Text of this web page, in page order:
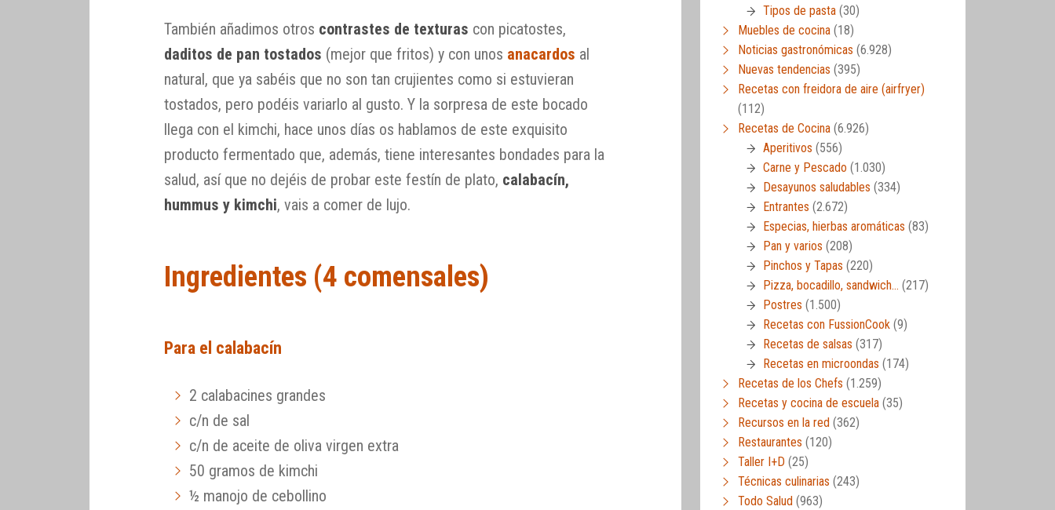
También añadimos otros contrastes de texturas con picatostes,
daditos de pan tostados (mejor que fritos) y con unos anacardos al
natural, que ya sabéis que no son tan crujientes como si estuvieran
tostados, pero podéis variarlo al gusto. Y la sorpresa de este bocado
llega con el kimchi, hace unos días os hablamos de este exquisito
producto fermentado que, además, tiene interesantes bondades para la
salud, así que no dejéis de probar este festín de plato, calabacín,
hummus y kimchi, vais a comer de lujo.
Ingredientes (4 comensales)
Para el calabacín
2 calabacines grandes
c/n de sal
c/n de aceite de oliva virgen extra
50 gramos de kimchi
½ manojo de cebollino
Tipos de pasta (30)
Muebles de cocina (18)
Noticias gastronómicas (6.928)
Nuevas tendencias (395)
Recetas con freidora de aire (airfryer)
(112)
Recetas de Cocina (6.926)
Aperitivos (556)
Carne y Pescado (1.030)
Desayunos saludables (334)
Entrantes (2.672)
Especias, hierbas aromáticas (83)
Pan y varios (208)
Pinchos y Tapas (220)
Pizza, bocadillo, sandwich… (217)
Postres (1.500)
Recetas con FussionCook (9)
Recetas de salsas (317)
Recetas en microondas (174)
Recetas de los Chefs (1.259)
Recetas y cocina de escuela (35)
Recursos en la red (362)
Restaurantes (120)
Taller I+D (25)
Técnicas culinarias (243)
Todo Salud (963)